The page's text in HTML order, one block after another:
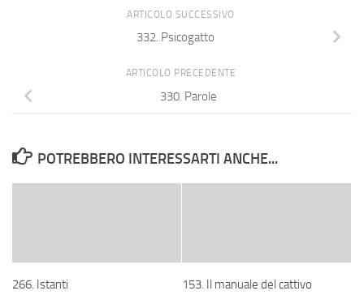
ARTICOLO SUCCESSIVO
332. Psicogatto
ARTICOLO PRECEDENTE
330. Parole
POTREBBERO INTERESSARTI ANCHE...
266. Istanti 153. Il manuale del cattivo